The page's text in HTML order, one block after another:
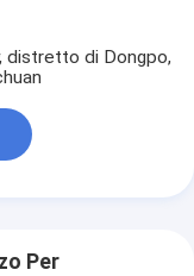
distretto di Dongpo,
Per